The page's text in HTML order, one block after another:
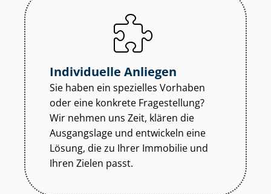
Individuelle Anliegen
Sie haben ein spezielles Vorhaben
oder eine konkrete Fragestellung?
Wir nehmen uns Zeit, klären die
Ausgangslage und entwickeln eine
Lösung, die zu Ihrer Immobilie und
Ihren Zielen passt.